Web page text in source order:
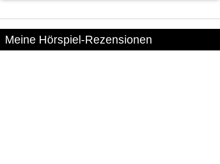
Meine Hörspiel-Rezensionen